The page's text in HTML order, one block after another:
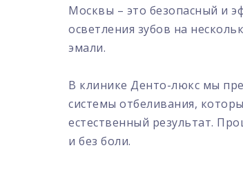
Москвы – это безопасный и
осветления зубов на
эмали.
В клинике Денто-люкс мы
системы отбеливания,
естественный результат.
и без боли.